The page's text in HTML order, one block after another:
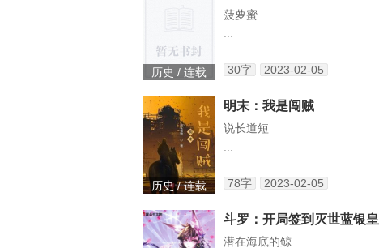
历史 / 连载
菠萝蜜
30字 2023-02-05
历史 / 连载
明末：我是闯贼
说长道短
78字 2023-02-05
斗罗：开局签到灭世蓝银皇
潜在海底的鲸